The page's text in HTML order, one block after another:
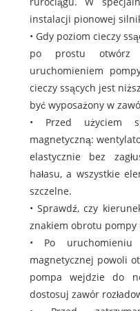
instalacji pionowej
• Gdy poziom cieczy
po prostu
uruchomieniem
cieczy ssących jest
być wyposażony w
• Przed użyciem
magnetyczną:
elastycznie bez
hałasu, a wszystkie
szczelne.
• Sprawdź, czy
znakiem obrotu pompy
• Po uruchomieniu
magnetycznej powoli
pompa wejdzie do
dostosuj zawór